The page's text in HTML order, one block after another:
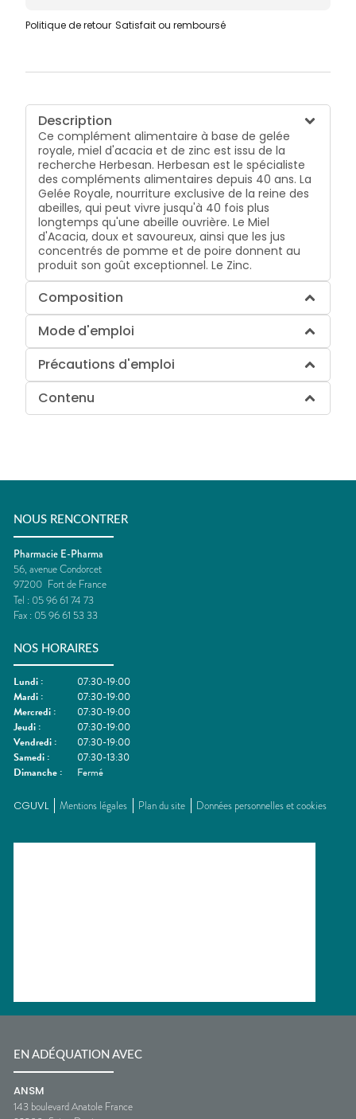
Politique de retour Satisfait ou remboursé
Description
Ce complément alimentaire à base de gelée
royale, miel d'acacia et de zinc est issu de la
recherche Herbesan. Herbesan est le spécialiste
des compléments alimentaires depuis 40 ans. La
Gelée Royale, nourriture exclusive de la reine des
abeilles, qui peut vivre jusqu'à 40 fois plus
longtemps qu'une abeille ouvrière. Le Miel
d'Acacia, doux et savoureux, ainsi que les jus
concentrés de pomme et de poire donnent au
produit son goût exceptionnel. Le Zinc.
Composition
Mode d'emploi
Précautions d'emploi
Contenu
NOUS RENCONTRER
Pharmacie E-Pharma
56, avenue Condorcet
97200 Fort de France
Tel : 05 96 61 74 73
Fax : 05 96 61 53 33
NOS HORAIRES
Lundi :
07:30-19:00
Mardi :
07:30-19:00
Mercredi :
07:30-19:00
Jeudi :
07:30-19:00
Vendredi :
07:30-19:00
Samedi :
07:30-13:30
Dimanche : Fermé
CGUVL Mentions légales Plan du site Données personnelles et cookies
EN ADÉQUATION AVEC
ANSM
143 boulevard Anatole France